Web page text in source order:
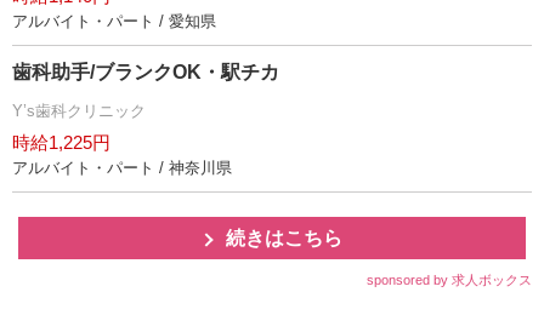
アルバイト・パート / 愛知県
歯科助手/ブランクOK・駅チカ
Y’s歯科クリニック
時給1,225円
アルバイト・パート / 神奈川県
続きはこちら
sponsored by 求人ボックス